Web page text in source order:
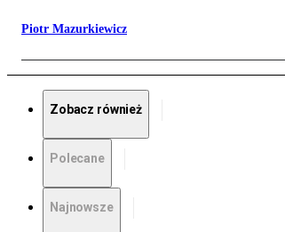
Piotr Mazurkiewicz
Zobacz również
Polecane
Najnowsze